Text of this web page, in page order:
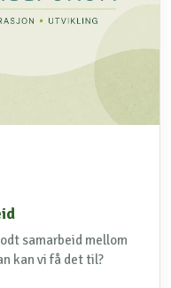
samarbeid mellom
kan vi få det til?